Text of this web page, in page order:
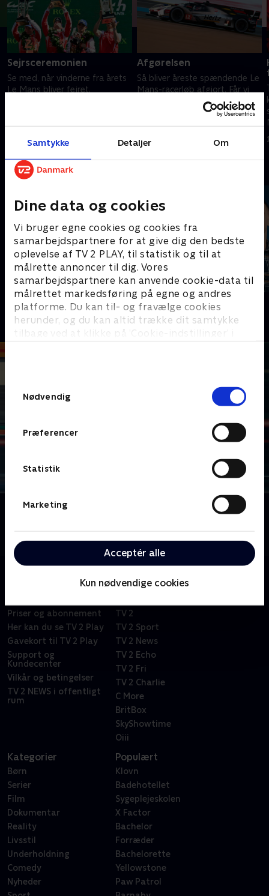
Samtykke Detaljer Om
Dine data og cookies
Vi bruger egne cookies og cookies fra
samarbejdspartnere for at give dig den bedste
oplevelse af TV 2 PLAY, til statistik og til at
målrette annoncer til dig. Vores
samarbejdspartnere kan anvende cookie-data til
målrettet markedsføring på egne og andres
platforme. Du kan til- og fravælge cookies
herunder, og du kan altid trække dit samtykke
tilbage ved at klikke på ’Cookie-indstillinger’ i
Nødvendig
Præferencer
Statistik
Marketing
Acceptér alle
Kun nødvendige cookies
Sejrsceremonien
Se med, når vinderne fra årets
Le Mans bliver fejret.
Afgørelsen
Så bliver åreste spændende Le
Mans-racerløb afgjort. Får vi
danskere på sejrsskamlen i år?
Andre så også
Sport Fokus
Sport
PLAYER
Fodbold
Om Le Mans
motorløb.
Priser og abonnement
Her kan du se TV 2 Play
Gavekort til TV 2 Play
Support og
Kundecenter
Vilkår og betingelser
TV 2 NEWS i offentligt
rum
TV 2
TV 2 Sport
TV 2 News
TV 2 Echo
TV 2 Fri
TV 2 Charlie
C More
BritBox
SkyShowtime
Oiii
Kategorier
Børn
Serier
Film
Dokumentar
Reality
Livsstil
Underholdning
Comedy
Nyheder
Populært
Klovn
Badehotellet
Sygeplejeskolen
X Factor
Bachelor
Forræder
Bachelorette
Yellowstone
Paw Patrol